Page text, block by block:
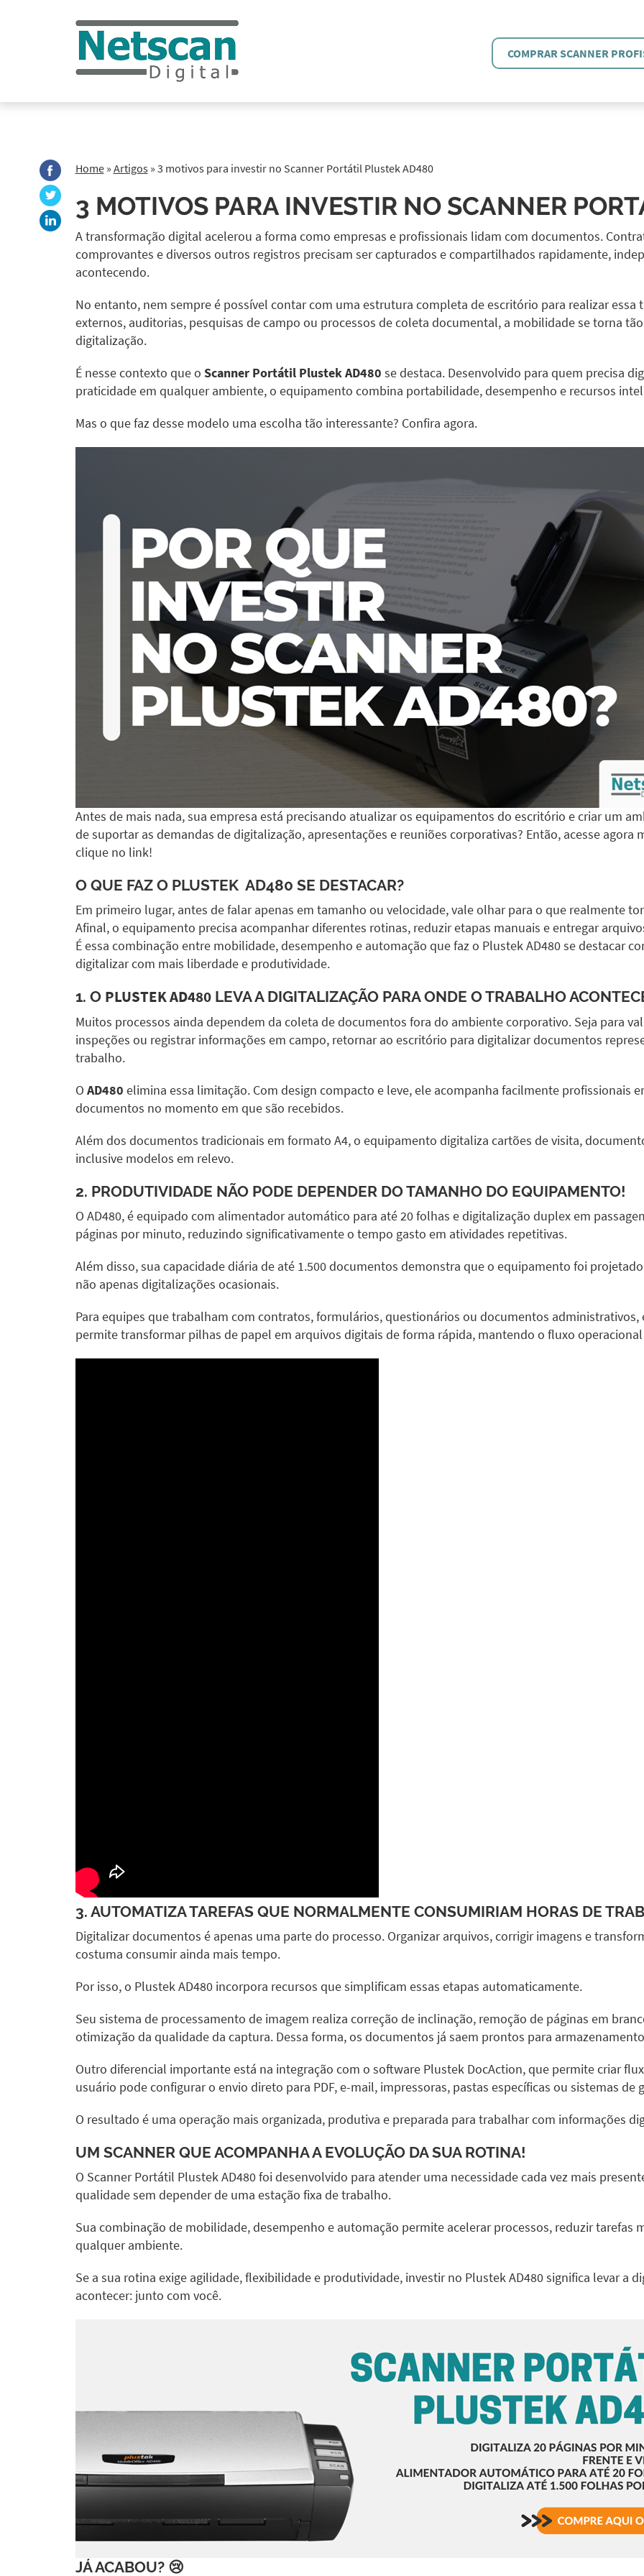
COMPRAR SCANNER
Home» Artigos» 3 motivos para investir no Scanner Portátil Plustek AD480
3 MOTIVOS PARA INVESTIR NO SCANNER
A transformação digital acelerou a forma como empresas e profissionais lidam com documentos.
comprovantes e diversos outros registros precisam ser capturados e compartilhados rapidamente,
acontecendo.
No entanto, nem sempre é possível contar com uma estrutura completa de escritório para realizar essa
externos, auditorias, pesquisas de campo ou processos de coleta documental, a mobilidade se torna
digitalização.
É nesse contexto que o Scanner Portátil Plustek AD480 se destaca. Desenvolvido para quem precisa
praticidade em qualquer ambiente, o equipamento combina portabilidade, desempenho e recursos
Mas o que faz desse modelo uma escolha tão interessante? Confira agora.
Antes de mais nada, sua empresa está precisando atualizar os equipamentos do escritório e criar um
de suportar as demandas de digitalização, apresentações e reuniões corporativas? Então, acesse agora
clique no link!
O QUE FAZ O PLUSTEK AD480 SE DESTACAR?
Em primeiro lugar, antes de falar apenas em tamanho ou velocidade, vale olhar para o que realmente
Afinal, o equipamento precisa acompanhar diferentes rotinas, reduzir etapas manuais e entregar
É essa combinação entre mobilidade, desempenho e automação que faz o Plustek AD480se destacar
digitalizar com mais liberdade e produtividade.
1. O PLUSTEK AD480LEVA A DIGITALIZAÇÃO PARA ONDE O TRABALHO
Muitos processos ainda dependem da coleta de documentos fora do ambiente corporativo. Seja para
inspeções ou registrar informações em campo, retornar ao escritório para digitalizar documentos
trabalho.
O AD480 elimina essa limitação. Com design compacto e leve, ele acompanha facilmente profissionais
documentos no momento em que são recebidos.
Além dos documentos tradicionais em formato A4, o equipamento digitaliza cartões de visita,
inclusive modelos em relevo.
2. PRODUTIVIDADE NÃO PODE DEPENDER DO TAMANHO DO EQUIPAMENTO!
O AD480, é equipado com alimentador automático para até 20 folhas e digitalização duplex em
páginas por minuto, reduzindo significativamente o tempo gasto em atividades repetitivas.
Além disso, sua capacidade diária de até 1.500 documentos demonstra que o equipamento foi
não apenas digitalizações ocasionais.
Para equipes que trabalham com contratos, formulários, questionários ou documentos administrativos,
permite transformar pilhas de papel em arquivos digitais de forma rápida, mantendo o fluxo
3. AUTOMATIZA TAREFAS QUE NORMALMENTE CONSUMIRIAM HORAS DE
Digitalizar documentos é apenas uma parte do processo. Organizar arquivos, corrigir imagens e
costuma consumir ainda mais tempo.
Por isso, o Plustek AD480incorpora recursos que simplificam essas etapas automaticamente.
Seu sistema de processamento de imagem realiza correção de inclinação, remoção de páginas em
otimização da qualidade da captura. Dessa forma, os documentos já saem prontos para
Outro diferencial importante está na integração com o software Plustek DocAction, que permite criar
usuário pode configurar o envio direto para PDF, e-mail, impressoras, pastas específicas ou sistemas de
O resultado é uma operação mais organizada, produtiva e preparada para trabalhar com informações
UM SCANNER QUE ACOMPANHA A EVOLUÇÃO DA SUA ROTINA!
O Scanner Portátil Plustek AD480foi desenvolvido para atender uma necessidade cada vez mais
qualidade sem depender de uma estação fixa de trabalho.
Sua combinação de mobilidade, desempenho e automação permite acelerar processos, reduzir tarefas
qualquer ambiente.
Se a sua rotina exige agilidade, flexibilidade e produtividade, investir no Plustek AD480significa levar a
acontecer: junto com você.
JÁ ACABOU? 😢